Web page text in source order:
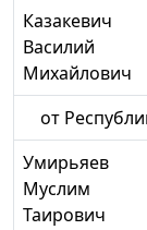
Казакевич
Василий
Михайлович
от
Умирьяев
Муслим
Таирович